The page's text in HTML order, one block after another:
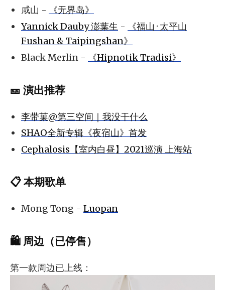
咸山 -
《无界岛》
Yannick Dauby 澎葉生 -
《福山 · 太平山
Fushan & Taipingshan》
Black Merlin -
《Hipnotik Tradisi》
🎫 演出推荐
李带菓@第三空间｜我没干什么
SHAO全新专辑《夜宿山》首发
Cephalosis【室内白昼】2021巡演 上海站
📋 本期歌单
Mong Tong - Luopan
🛍️ 周边（已停售）
第一款周边已上线：